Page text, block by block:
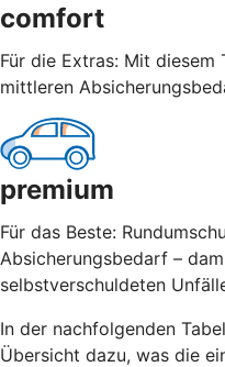
comfort
Für die Extras: Mit diesem
mittleren
premium
Für das Beste:
Absicherungsbedarf –
selbstverschuldeten
In der nachfolgenden
Übersicht dazu, was die